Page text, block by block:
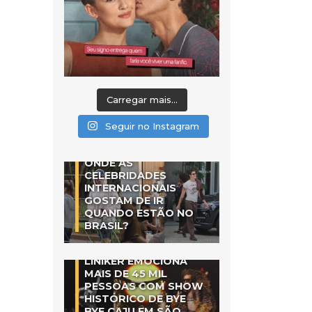
Carregar mais...
Seguir no Instagram
ONDE AS
CELEBRIDADES
INTERNACIONAIS
GOSTAM DE IR
QUANDO ESTÃO NO
BRASIL?
LINIKER EMOCIONA
MAIS DE 45 MIL
PESSOAS COM SHOW
HISTÓRICO DE BYE